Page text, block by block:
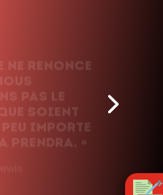
soient
importe
prendra. »